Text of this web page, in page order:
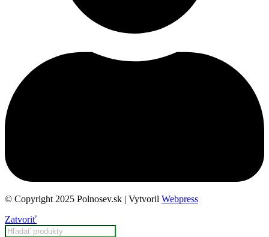
© Copyright 2025 Polnosev.sk | Vytvoril Webpress
Zatvoriť
Products